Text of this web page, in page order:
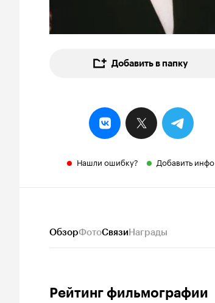
Добавить в папку
Нашли ошибку? Добавить инфо
ОбзорФотоСвязиНаграды
Рейтинг фильмографии